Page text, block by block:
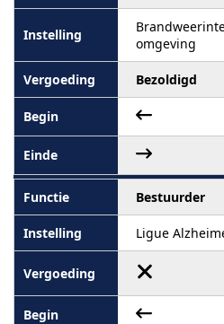
omgeving
Bezoldigd
Bestuurder
Ligue